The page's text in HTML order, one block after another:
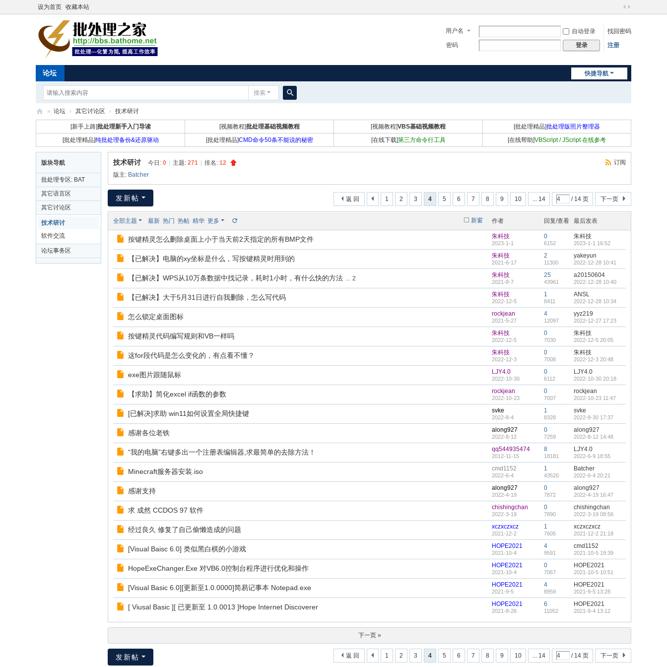
设为首页 收藏本站
切
到
用户名 自动登录
找回密码
密码
登录 注册
快捷导航
论坛
搜索
索
理
家
» 论坛 › 其它讨论区 › 技术研讨
[新手上路]批处理新手入门导读 [视频教程]批处理基础视频教程 [视频教程]VBS基础视频教程 [批处理精品]批处理版照片整理器
[批处理精品]纯批处理备份&还原驱动 [批处理精品]CMD命令50条不能说的秘密 [在线下载]第三方命令行工具 [在线帮助]VBScript / JScript 在线参考
版块导航
批处理专区: BAT
CMD DOS
其它语言区
其它讨论区
技术研讨
软件交流
论坛事务区
订阅
技术研讨 今日: 0 主题: 271 排名: 12
版主: Batcher
1 2 3 4 5 6 7 8 9 10 ... 14 / 14 页 下一页
返 回
发新帖
新窗
全部主题 最新 热门 热帖 精华 更多 作者 回复/查看 最后发表
按键精灵怎么删除桌面上小于当天前2天指定的所有BMP文件 朱科技
2023-1-1
0
6152
朱科技
2023-1-1 16:52
【已解决】电脑的xy坐标是什么，写按键精灵时用到的 朱科技
2021-6-17
2
11300
yakeyun
2022-12-28 10:41
【已解决】WPS从10万条数据中找记录，耗时1小时，有什么快的方法 ... 2 朱科技
2021-8-7
25
43961
a20150604
2022-12-28 10:40
【已解决】大于5月31日进行自我删除，怎么写代码 朱科技
2022-12-5
1
8411
ANSL
2022-12-28 10:34
怎么锁定桌面图标 rockjean
2021-5-27
4
12097
yyz219
2022-12-27 17:23
按键精灵代码编写规则和VB一样吗 朱科技
2022-12-5
0
7030
朱科技
2022-12-5 20:05
这for段代码是怎么变化的，有点看不懂？ 朱科技
2022-12-3
0
7008
朱科技
2022-12-3 20:48
exe图片跟随鼠标 LJY4.0
2022-10-30
0
6112
LJY4.0
2022-10-30 20:18
【求助】简化excel if函数的参数 rockjean
2022-10-23
0
7007
rockjean
2022-10-23 11:47
[已解决]求助 win11如何设置全局快捷键 svke
2022-8-4
1
8328
svke
2022-8-30 17:37
感谢各位老铁 along927
2022-8-12
0
7259
along927
2022-8-12 14:48
“我的电脑”右键多出一个注册表编辑器,求最简单的去除方法！ qq544935474
2012-11-15
8
18181
LJY4.0
2022-6-9 18:55
Minecraft服务器安装.iso cmd1152
2022-6-4
1
43520
Batcher
2022-6-4 20:21
感谢支持 along927
2022-4-19
0
7872
along927
2022-4-19 16:47
求 成然 CCDOS 97 软件 chishingchan
2022-3-19
0
7890
chishingchan
2022-3-19 08:56
经过良久 修复了自己偷懒造成的问题 xczxczxcz
2021-12-2
1
7605
xczxczxcz
2021-12-2 21:18
[Visual Baisc 6.0] 类似黑白棋的小游戏 HOPE2021
2021-10-4
4
9591
cmd1152
2021-10-5 19:39
HopeExeChanger.Exe 对VB6.0控制台程序进行优化和操作 HOPE2021
2021-10-4
0
7067
HOPE2021
2021-10-5 10:51
[Visual Basic 6.0][更新至1.0.0000]简易记事本 Notepad.exe HOPE2021
2021-9-5
4
8959
HOPE2021
2021-9-5 13:28
[ Viusal Basic ][ 已更新至 1.0.0013 ]Hope Internet Discoverer HOPE2021
2021-8-26
6
11052
HOPE2021
2021-9-4 13:12
下一页 »
1 2 3 4 5 6 7 8 9 10 ... 14 / 14 页 下一页
返 回
发新帖